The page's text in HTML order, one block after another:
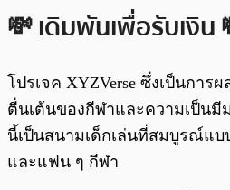
💸 เดิมพันเพื่อรับเงิน
โปรเจค XYZVerse ซึ่งเป็นการ
ตื่นเต้นของกีฬาและความเป็นมี
นี้เป็นสนามเด็กเล่นที่สมบูรณ์แ
และแฟน ๆ กีฬา